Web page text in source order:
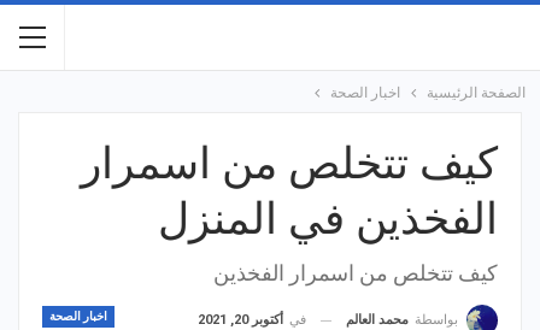
الصفحة الرئيسية اخبار الصحة
كيف تتخلص من اسمرار
الفخذين في المنزل
كيف تتخلص من اسمرار الفخذين
اخبار الصحة بواسطة محمد العالم في أكتوبر 20, 2021